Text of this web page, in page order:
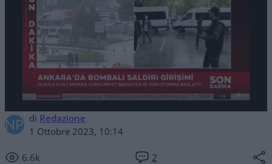
di Redazione
1 Ottobre 2023, 10:14
6.6k 2